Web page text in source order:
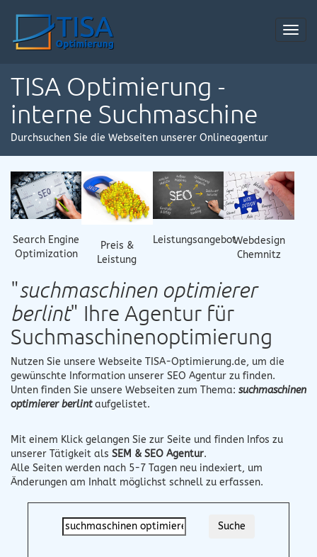
TISA Optimierung -
interne Suchmaschine
Durchsuchen Sie die Webseiten unserer Onlineagentur
Search Engine
Optimization
Preis &
Leistung
LeistungsangebotWebdesign
Chemnitz
"suchmaschinen optimierer
berlint" Ihre Agentur für
Suchmaschinenoptimierung
Nutzen Sie unsere Webseite TISA-Optimierung.de, um die
gewünschte Information unserer SEO Agentur zu finden.
Unten finden Sie unsere Webseiten zum Thema: suchmaschinen
optimierer berlintaufgelistet.
Mit einem Klick gelangen Sie zur Seite und finden Infos zu
unserer Tätigkeit als SEM & SEO Agentur.
Alle Seiten werden nach 5-7 Tagen neu indexiert, um
Änderungen am Inhalt möglichst schnell zu erfassen.